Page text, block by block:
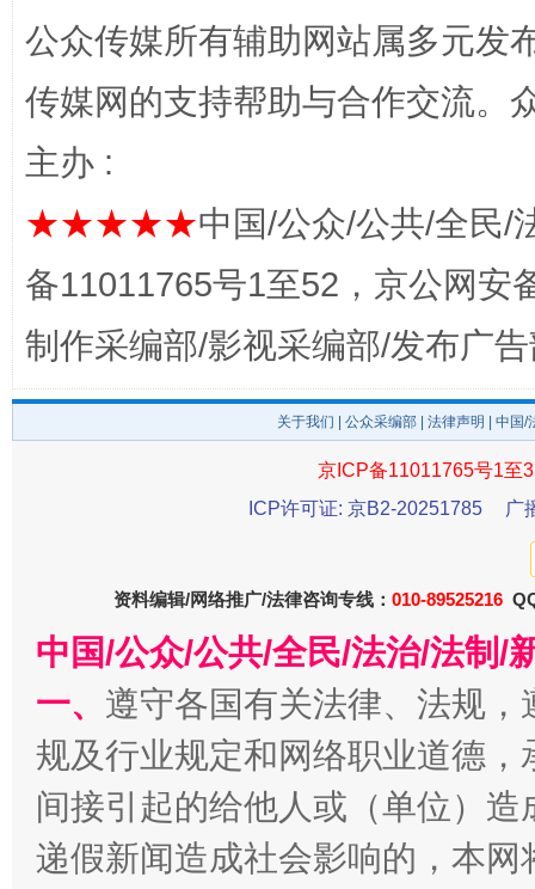
完善运行机制助力责任有效落实 一纸欠
东山县通报“牛蛙产品抗生素超标问题” 法
千年窑火 生生不息
公众传媒所有辅助网站属多元发
传媒网的支持帮助与合作交流。
主办 :
★★★★★中国/公众/公共/全民/
备11011765号1至52，京公网安
制作采编部/影视采编部/发布广
关于我们 公众采编部 法律声明 | 中国
京ICP备11011765号1至
ICP许可证: 京B2-20251785
广
资料编辑/网络推广/法律咨询专线： 010-89525216
中国/公众/公共/全民/法治/法制/
一、 遵守各国有关法律、法规
规及行业规定和网络职业道德
间接引起的给他人或（单位）
递假新闻造成社会影响的，本